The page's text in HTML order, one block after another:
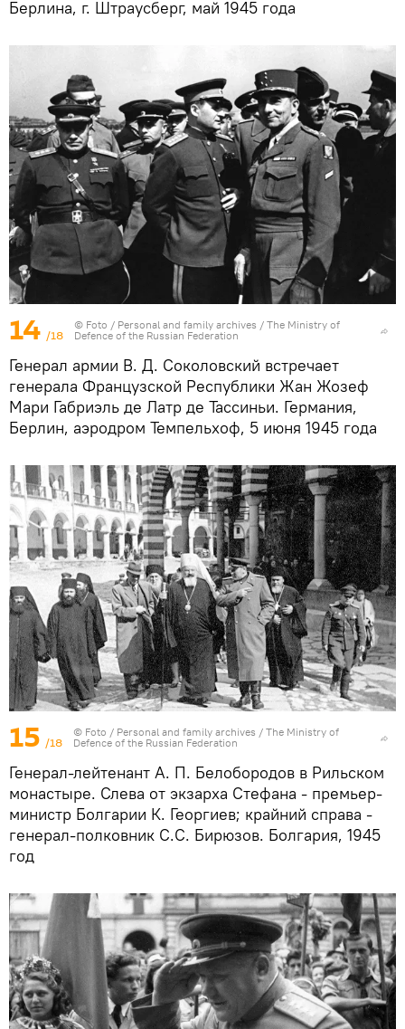
Берлина, г. Штраусберг, май 1945 года
14 /18
© Foto / Personal and family archives / The Ministry of
Defence of the Russian Federation
Генерал армии В. Д. Соколовский встречает
генерала Французской Республики Жан Жозеф
Мари Габриэль де Латр де Тассиньи. Германия,
Берлин, аэродром Темпельхоф, 5 июня 1945 года
15 /18
© Foto / Personal and family archives / The Ministry of
Defence of the Russian Federation
Генерал-лейтенант А. П. Белобородов в Рильском
монастыре. Слева от экзарха Стефана - премьер-
министр Болгарии К. Георгиев; крайний справа -
генерал-полковник С.С. Бирюзов. Болгария, 1945
год